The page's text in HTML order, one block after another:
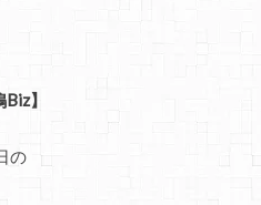
】
の